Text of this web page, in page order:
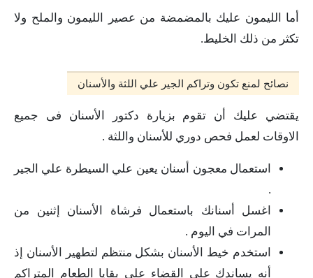
أما الليمون عليك بالمضمضة من عصير الليمون والملح ولا
تكثر من ذلك الخليط.
نصائح لمنع تكون وتراكم الجير علي اللثة والأسنان
يقتضي عليك أن تقوم بزيارة دكتور الأسنان فى جميع
الاوقات لعمل فحص دوري للأسنان واللثة .
استعمال معجون أسنان يعين علي السيطرة علي الجير
.
اغسل أسنانك باستعمال فرشاة الأسنان إثنين من
المرات في اليوم .
استخدم خيط الأسنان بشكل منتظم لتطهير الأسنان إذ
أنه يساندك علي القضاء على بقايا الطعام المتراكم